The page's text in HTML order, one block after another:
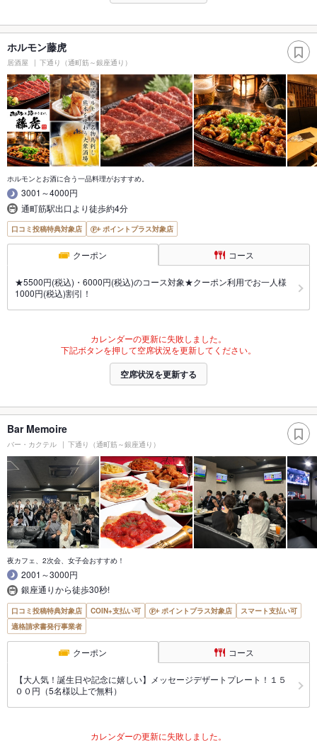
ホルモン藤虎
居酒屋 下通り（通町筋～銀座通り）
ホルモンとお酒に合う一品料理がおすすめ。
3001～4000円
通町筋駅出口より徒歩約4分
口コミ投稿特典対象店 ポイントプラス対象店
クーポン コース
★5500円(税込)・6000円(税込)のコース対象★クーポン利用でお一人様
1000円(税込)割引！
カレンダーの更新に失敗しました。
下記ボタンを押して空席状況を更新してください。
空席状況を更新する
Bar Memoire
バー・カクテル 下通り（通町筋～銀座通り）
夜カフェ、2次会、女子会おすすめ！
2001～3000円
銀座通りから徒歩30秒!
口コミ投稿特典対象店 COIN+支払い可 ポイントプラス対象店
スマート支払い可
適格請求書発行事業者
クーポン コース
【大人気！誕生日や記念に嬉しい】メッセージデザートプレート！１５
００円（5名様以上で無料）
カレンダーの更新に失敗しました。